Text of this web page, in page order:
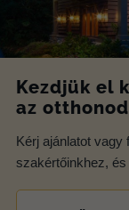
Kezdjük el
az
Kérj ajánlatot vagy
szakértőinkhez,